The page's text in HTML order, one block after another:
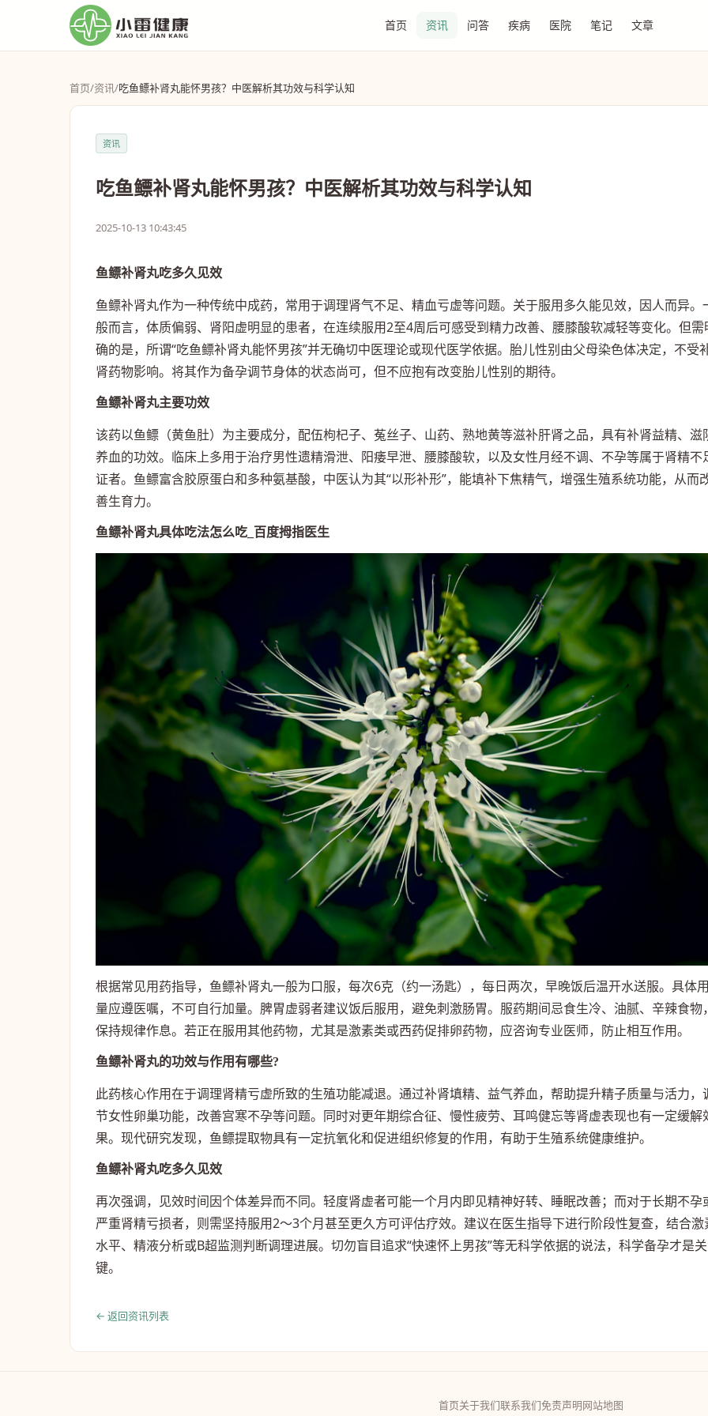
首页 资讯 问答 疾病 医院 笔记 文章
首页/资讯/吃鱼鳔补肾丸能怀男孩？中医解析其功效与科学认知
资讯
吃鱼鳔补肾丸能怀男孩？中医解析其功效与科学认知
2025-10-13 10:43:45
鱼鳔补肾丸吃多久见效
鱼鳔补肾丸作为一种传统中成药，常用于调理肾气不足、精血亏虚等问题。关于服用多久能见效，因人而异。
般而言，体质偏弱、肾阳虚明显的患者，在连续服用2至4周后可感受到精力改善、腰膝酸软减轻等变化。但需
确的是，所谓“吃鱼鳔补肾丸能怀男孩”并无确切中医理论或现代医学依据。胎儿性别由父母染色体决定，不受
肾药物影响。将其作为备孕调节身体的状态尚可，但不应抱有改变胎儿性别的期待。
鱼鳔补肾丸主要功效
该药以鱼鳔（黄鱼肚）为主要成分，配伍枸杞子、菟丝子、山药、熟地黄等滋补肝肾之品，具有补肾益精、滋
养血的功效。临床上多用于治疗男性遗精滑泄、阳痿早泄、腰膝酸软，以及女性月经不调、不孕等属于肾精不
证者。鱼鳔富含胶原蛋白和多种氨基酸，中医认为其“以形补形”，能填补下焦精气，增强生殖系统功能，从而
善生育力。
鱼鳔补肾丸具体吃法怎么吃_百度拇指医生
根据常见用药指导，鱼鳔补肾丸一般为口服，每次6克（约一汤匙），每日两次，早晚饭后温开水送服。具体
量应遵医嘱，不可自行加量。脾胃虚弱者建议饭后服用，避免刺激肠胃。服药期间忌食生冷、油腻、辛辣食物
保持规律作息。若正在服用其他药物，尤其是激素类或西药促排卵药物，应咨询专业医师，防止相互作用。
鱼鳔补肾丸的功效与作用有哪些?
此药核心作用在于调理肾精亏虚所致的生殖功能减退。通过补肾填精、益气养血，帮助提升精子质量与活力，
节女性卵巢功能，改善宫寒不孕等问题。同时对更年期综合征、慢性疲劳、耳鸣健忘等肾虚表现也有一定缓解
果。现代研究发现，鱼鳔提取物具有一定抗氧化和促进组织修复的作用，有助于生殖系统健康维护。
鱼鳔补肾丸吃多久见效
再次强调，见效时间因个体差异而不同。轻度肾虚者可能一个月内即见精神好转、睡眠改善；而对于长期不孕
严重肾精亏损者，则需坚持服用2～3个月甚至更久方可评估疗效。建议在医生指导下进行阶段性复查，结合激
水平、精液分析或B超监测判断调理进展。切勿盲目追求“快速怀上男孩”等无科学依据的说法，科学备孕才是关
键。
← 返回资讯列表
首页关于我们联系我们免责声明网站地图